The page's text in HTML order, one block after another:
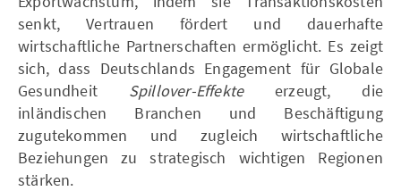
senkt, Vertrauen fördert und dauerhafte
wirtschaftliche Partnerschaften ermöglicht. Es zeigt
sich, dass Deutschlands Engagement für Globale
Gesundheit Spillover-Effekteerzeugt, die
inländischen Branchen und Beschäftigung
zugutekommen und zugleich wirtschaftliche
Beziehungen zu strategisch wichtigen Regionen
stärken.